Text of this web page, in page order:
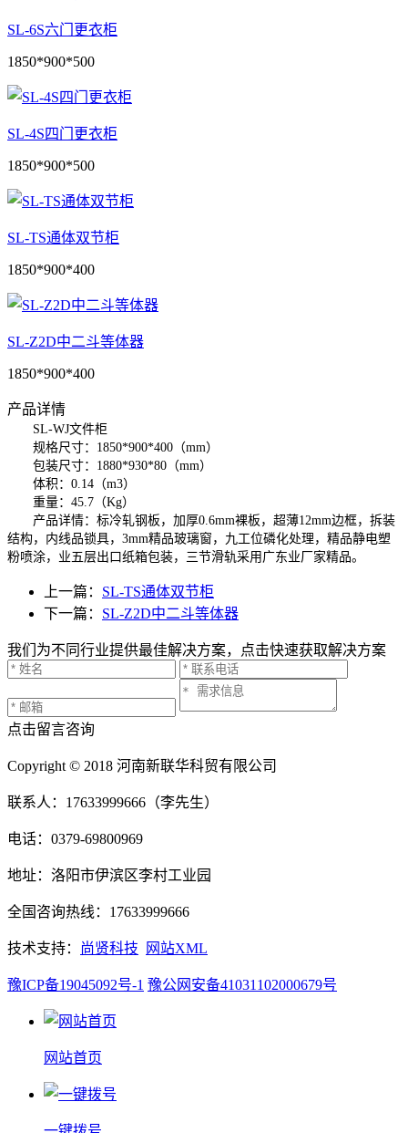
SL-6S六门更衣柜
1850*900*500
SL-4S四门更衣柜
1850*900*500
SL-TS通体双节柜
1850*900*400
SL-Z2D中二斗等体器
1850*900*400
产品详情
SL-WJ文件柜
规格尺寸：1850*900*400（mm）
包装尺寸：1880*930*80（mm）
体积：0.14（m3）
重量：45.7（Kg）
产品详情：标冷轧钢板，加厚0.6mm裸板，超薄12mm边框，拆装
结构，内线品锁具，3mm精品玻璃窗，九工位磷化处理，精品静电塑
粉喷涂，业五层出口纸箱包装，三节滑轨采用广东业厂家精品。
上一篇： SL-TS通体双节柜
下一篇： SL-Z2D中二斗等体器
我们为不同行业提供最佳解决方案，点击快速获取解决方案
点击留言咨询
Copyright © 2018 河南新联华科贸有限公司
联系人：17633999666（李先生）
电话：0379-69800969
地址：洛阳市伊滨区李村工业园
全国咨询热线：17633999666
技术支持： 尚贤科技 网站XML
豫ICP备19045092号-1 豫公网安备41031102000679号
网站首页